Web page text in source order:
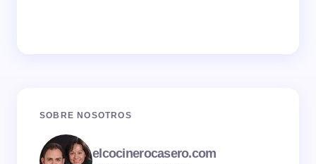
SOBRE NOSOTROS
elcocinerocasero.com